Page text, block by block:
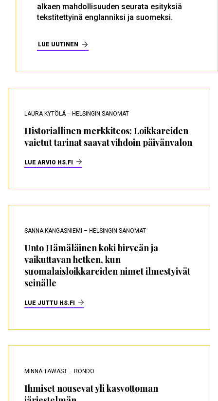
alkaen mahdollisuuden seurata esityksiä
tekstitettyinä englanniksi ja suomeksi.
LUE UUTINEN
LAURA KYTÖLÄ ‒ HELSINGIN SANOMAT
Historiallinen merkkiteos: Loikkareiden
vaietut tarinat saavat vihdoin päivän­valon
LUE ARVIO HS.FI
SANNA KANGASNIEMI – HELSINGIN SANOMAT
Unto Hämäläinen koki hirveän ja
vaikuttavan hetken, kun
suomalaisloikkareiden nimet ilmestyivät
seinälle
LUE JUTTU HS.FI
MINNA TAWAST – RONDO
Ihmiset nousevat yli kasvottoman